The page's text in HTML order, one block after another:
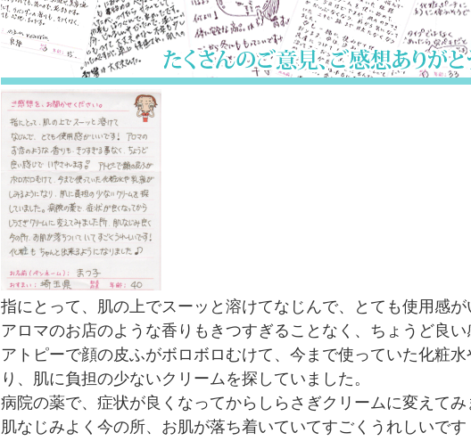
指にとって、肌の上でスーッと溶けてなじんで、とても使用感が
アロマのお店のような香りもきつすぎることなく、ちょうど良い
アトピーで顔の皮ふがボロボロむけて、今まで使っていた化粧
り、肌に負担の少ないクリームを探していました。
病院の薬で、症状が良くなってからしらさぎクリームに変えてみ
肌なじみよく今の所、お肌が落ち着いていてすごくうれしいです